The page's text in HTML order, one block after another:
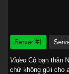
Server #1
Video Cô bạn thân
chứ không gửi cho